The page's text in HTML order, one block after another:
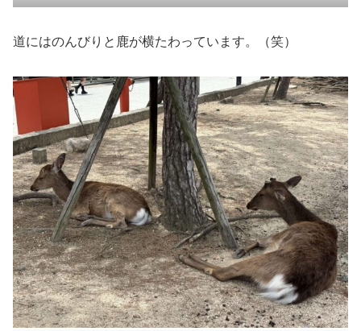
道にはのんびりと鹿が横たわっています。（笑）